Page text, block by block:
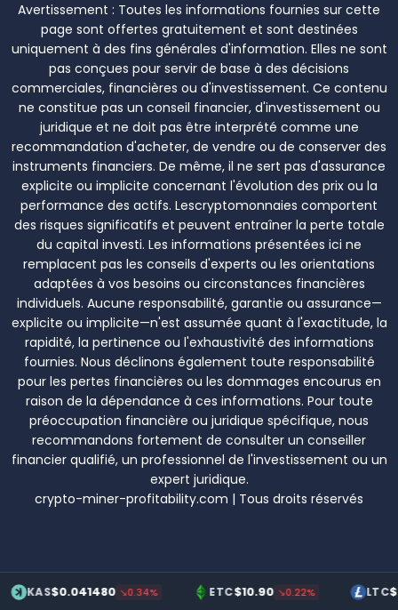
Avertissement : Toutes les informations fournies sur cette
page sont offertes gratuitement et sont destinées
uniquement à des fins générales d'information. Elles ne sont
pas conçues pour servir de base à des décisions
commerciales, financières ou d'investissement. Ce contenu
ne constitue pas un conseil financier, d'investissement ou
juridique et ne doit pas être interprété comme une
recommandation d'acheter, de vendre ou de conserver des
instruments financiers. De même, il ne sert pas d'assurance
explicite ou implicite concernant l'évolution des prix ou la
performance des actifs. Lescryptomonnaies comportent
des risques significatifs et peuvent entraîner la perte totale
du capital investi. Les informations présentées ici ne
remplacent pas les conseils d'experts ou les orientations
adaptées à vos besoins ou circonstances financières
individuels. Aucune responsabilité, garantie ou assurance—
explicite ou implicite—n'est assumée quant à l'exactitude, la
rapidité, la pertinence ou l'exhaustivité des informations
fournies. Nous déclinons également toute responsabilité
pour les pertes financières ou les dommages encourus en
raison de la dépendance à ces informations. Pour toute
préoccupation financière ou juridique spécifique, nous
recommandons fortement de consulter un conseiller
financier qualifié, un professionnel de l'investissement ou un
expert juridique.
crypto-miner-profitability.com | Tous droits réservés
$0.041480 ↘0.34% $10.90 ↘0.22% LTC$70.20